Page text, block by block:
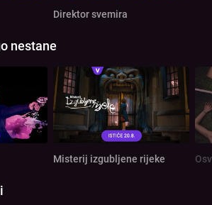
Direktor svemira
nestane
Misterij izgubljene rijeke